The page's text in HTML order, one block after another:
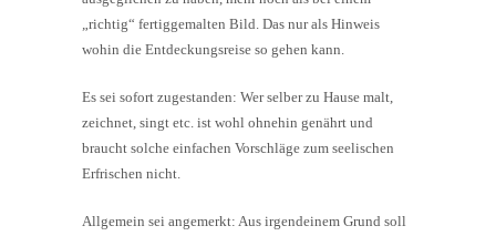
„richtig“ fertiggemalten Bild. Das nur als Hinweis
wohin die Entdeckungsreise so gehen kann.
Es sei sofort zugestanden: Wer selber zu Hause malt,
zeichnet, singt etc. ist wohl ohnehin genährt und
braucht solche einfachen Vorschläge zum seelischen
Erfrischen nicht.
Allgemein sei angemerkt: Aus irgendeinem Grund soll